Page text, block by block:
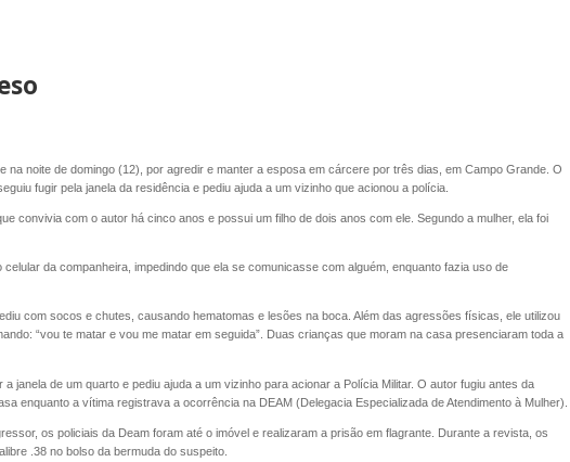
na noite de domingo (12), por agredir e manter a esposa em cárcere por três dias, em Campo Grande. O
fugir pela janela da residência e pediu ajuda a um vizinho que acionou a polícia.
convivia com o autor há cinco anos e possui um filho de dois anos com ele. Segundo a mulher, ela foi
da companheira, impedindo que ela se comunicasse com alguém, enquanto fazia uso de
com socos e chutes, causando hematomas e lesões na boca. Além das agressões físicas, ele utilizou
“vou te matar e vou me matar em seguida”. Duas crianças que moram na casa presenciaram toda a
janela de um quarto e pediu ajuda a um vizinho para acionar a Polícia Militar. O autor fugiu antes da
enquanto a vítima registrava a ocorrência na DEAM (Delegacia Especializada de Atendimento à Mulher).
os policiais da Deam foram até o imóvel e realizaram a prisão em flagrante. Durante a revista, os
.38 no bolso da bermuda do suspeito.